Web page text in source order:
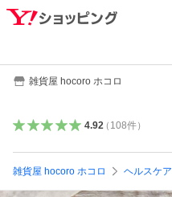
雑貨屋 hocoro ホコロ
4.92（ 108件）
雑貨屋 hocoro ホコロ ヘルスケア